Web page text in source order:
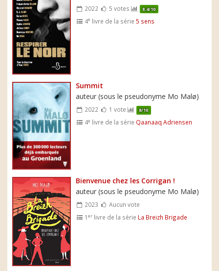
2022 5 votes 8.4/10
4e livre de la série5 sens
Summit
auteur (sous le pseudonyme Mo Malø)
2022 1 vote 8/10
4e livre de la série Qaanaaq Adriensen
Bienvenue chez les Corrigan !
auteur (sous le pseudonyme Mo Malø)
2023
Aucun vote
1er livre de la série La Breizh Brigade